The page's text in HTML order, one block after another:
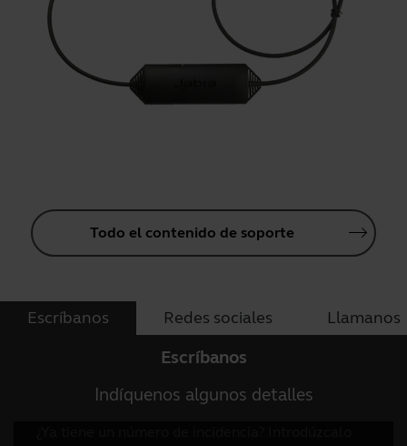
Todo el contenido de soporte
Escríbanos Redes sociales Llamanos
Escríbanos
Indíquenos algunos detalles